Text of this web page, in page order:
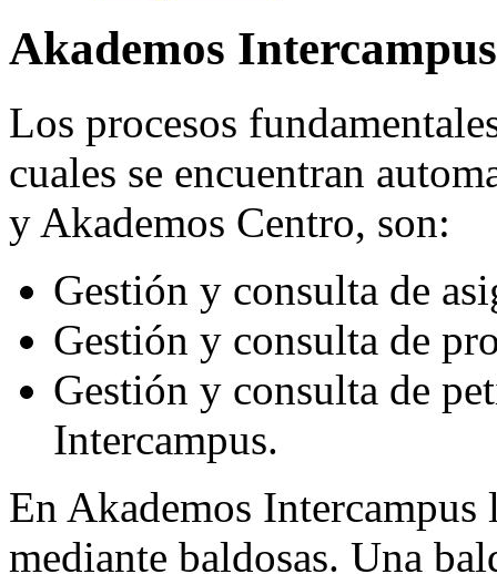
Akademos Intercampus
Los procesos
cuales se encuentran
y Akademos Centro, son:
Gestión y consulta de
Gestión y consulta de
Gestión y consulta de
Intercampus.
En Akademos
mediante baldosas. Una